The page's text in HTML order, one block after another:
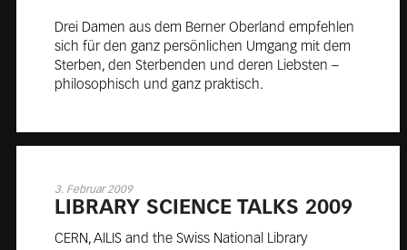
Drei Damen aus dem Berner Oberland empfehlen
sich für den ganz persönlichen Umgang mit dem
Sterben, den Sterbenden und deren Liebsten –
philosophisch und ganz praktisch.
3. Februar 2009
LI­BRA­RY SCI­ENCE TALKS 2009
CERN, AILIS and the Swiss National Library